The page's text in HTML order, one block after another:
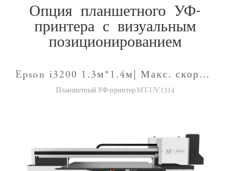
Опция планшетного УФ-
принтера с визуальным
позиционированием
Epson i3200 1.3м*1.4м| Макс. скорость печати 10 м²/ч
Планшетный УФ-принтер MT-UV 1314